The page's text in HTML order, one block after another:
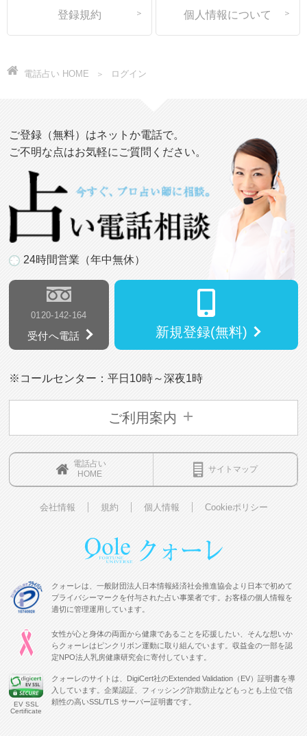
登録規約 個人情報について
電話占い HOME ログイン
ご登録（無料）はネットか電話で。
ご不明な点はお気軽にご質問ください。
24時間営業（年中無休）
0120-142-164
受付へ電話 新規登録(無料)
※コールセンター：平日10時～深夜1時
ご利用案内
電話占い
HOME
サイトマップ
会社情報 規約 個人情報 Cookieポリシー
クォーレは、一般財団法人日本情報経済社会推進協会より日本で初めて
プライバシーマークを付与された占い事業者です。お客様の個人情報を
適切に管理運用しています。
女性が心と身体の両面から健康であることを応援したい、そんな想いか
らクォーレはピンクリボン運動に取り組んでいます。収益金の一部を認
定NPO法人乳房健康研究会に寄付しています。
EV SSL
Certificate
クォーレのサイトは、DigiCert社のExtended Validation（EV）証明書を導
入しています。企業認証、フィッシング詐欺防止などもっとも上位で信
頼性の高いSSL/TLS サーバー証明書です。